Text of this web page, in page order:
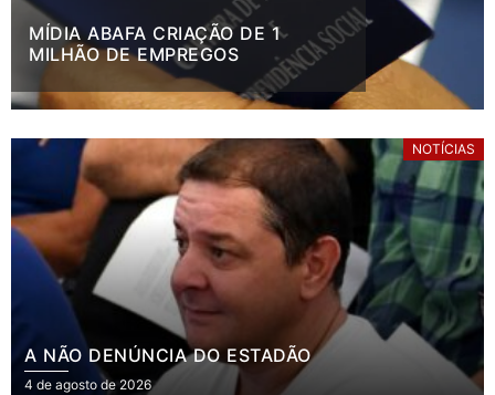
MÍDIA ABAFA CRIAÇÃO DE 1
MILHÃO DE EMPREGOS
NOTÍCIAS
A NÃO DENÚNCIA DO ESTADÃO
4 de agosto de 2026